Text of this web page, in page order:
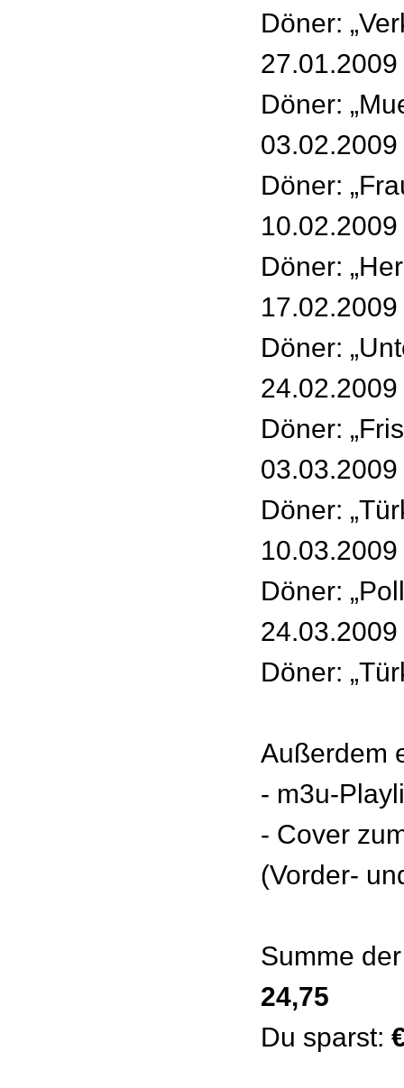
Döner:
Döner:
Döner:
Döner:
Döner:
Döner:
Döner:
Döner:
Döner:
Außerdem
- m3u-
- Cover
(Vorder-
Summe
24,75
Du sparst: